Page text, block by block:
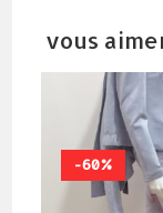
vous
-60%